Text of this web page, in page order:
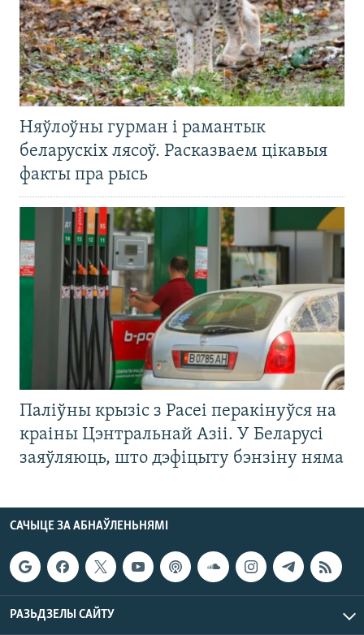
Няўлоўны гурман і рамантык
беларускіх лясоў. Расказваем цікавыя
факты пра рысь
Паліўны крызіс з Расеі перакінуўся на
краіны Цэнтральнай Азіі. У Беларусі
заяўляюць, што дэфіцыту бэнзіну няма
САЧЫЦЕ ЗА АБНАЎЛЕНЬНЯМІ
РАЗЬДЗЕЛЫ САЙТУ